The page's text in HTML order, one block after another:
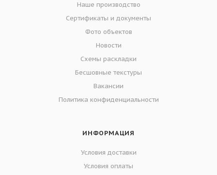
Наше производство
Сертификаты и документы
Фото объектов
Новости
Схемы раскладки
Бесшовные текстуры
Вакансии
Политика конфиденциальности
ИНФОРМАЦИЯ
Условия доставки
Условия оплаты